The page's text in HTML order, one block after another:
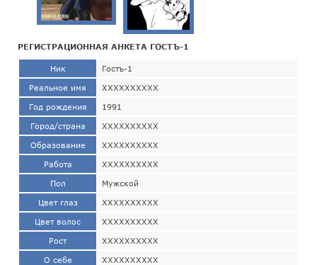
РЕГИСТРАЦИОННАЯ АНКЕТА ГОСТЪ-1
Ник Гостъ-1
Реальное имя ХХХХХХХХХХ
Год рождения 1991
Город/страна ХХХХХХХХХХ
Образование ХХХХХХХХХХ
Работа ХХХХХХХХХХ
Пол Мужской
Цвет глаз ХХХХХХХХХХ
Цвет волос ХХХХХХХХХХ
Рост ХХХХХХХХХХ
О себе ХХХХХХХХХХ